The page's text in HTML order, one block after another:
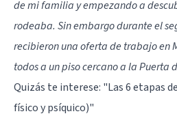
de mi familia y empezando a
rodeaba. Sin embargo durante el
recibieron una oferta de trabajo en
todos a un piso cercano a la Puerta
Quizás te interese: "Las 6 etapas
físico y psíquico)"